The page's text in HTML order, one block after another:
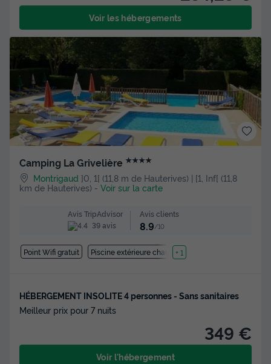
Voir les hébergements
Camping La Grivelière ★★★★
Montrigaud ]0, 1[ (11,8 m de Hauterives) | [1, Inf[ (11,8
km de Hauterives) - Voir sur la carte
Avis TripAdvisor
39 avis
Avis clients
8.9/10
Point Wifi gratuit Piscine extérieure chauffée
+ 1
HÉBERGEMENT INSOLITE 4 personnes - Sans sanitaires
Meilleur prix pour 7 nuits
349 €
Voir l'hébergement